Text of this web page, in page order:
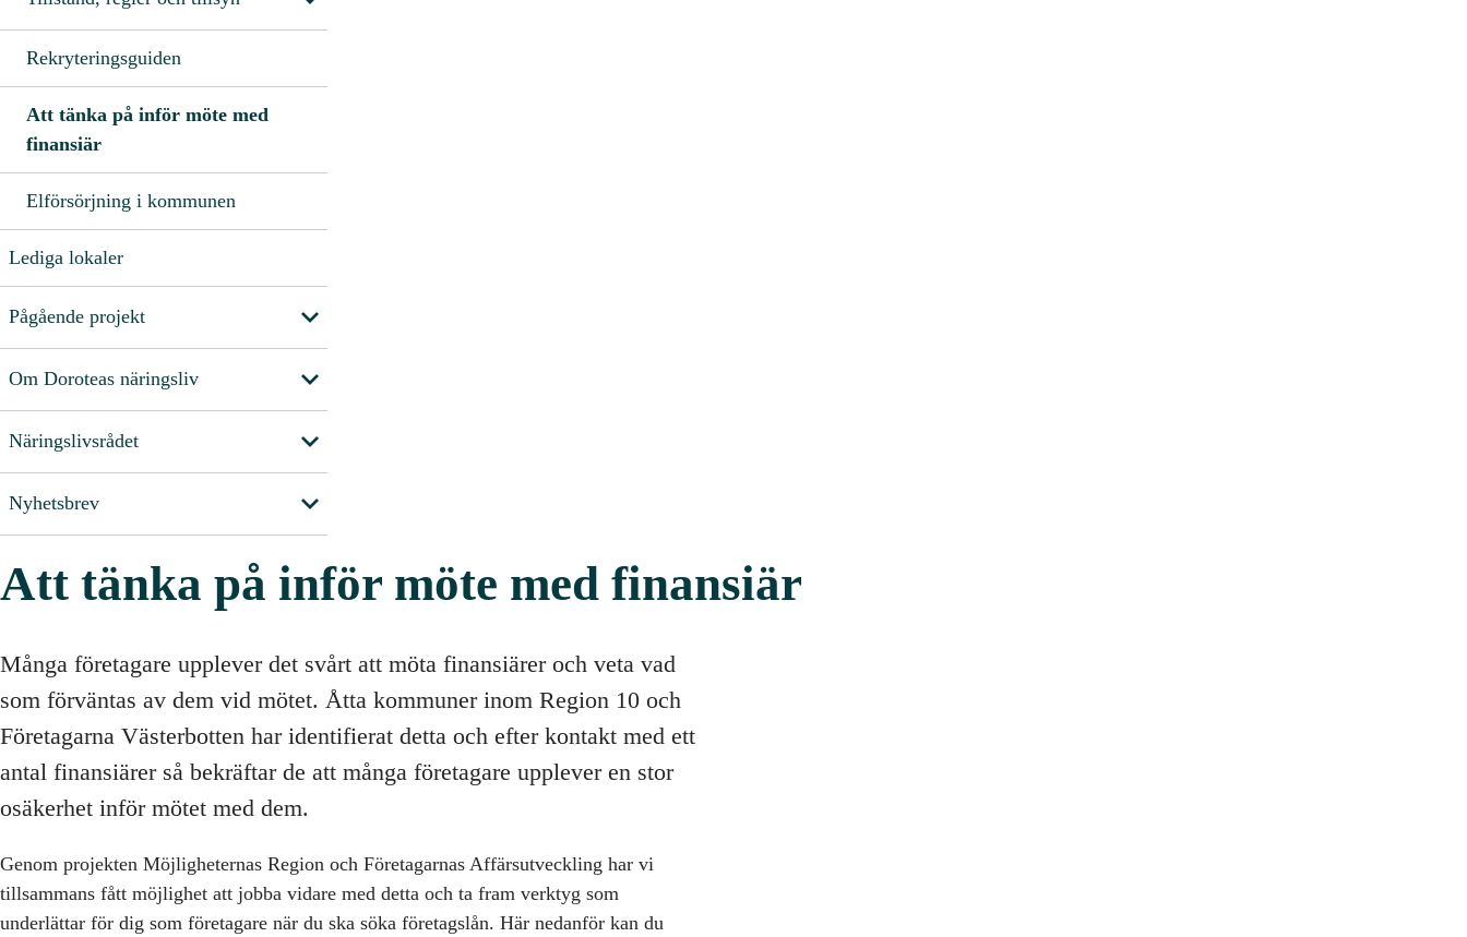
Rekryteringsguiden
Att tänka på inför möte med
finansiär
Elförsörjning i kommunen
Lediga lokaler
Pågående projekt
Om Doroteas näringsliv
Näringslivsrådet
Nyhetsbrev
Att tänka på inför möte med finansiär
Många företagare upplever det svårt att möta finansiärer och veta vad
som förväntas av dem vid mötet. Åtta kommuner inom Region 10 och
Företagarna Västerbotten har identifierat detta och efter kontakt med ett
antal finansiärer så bekräftar de att många företagare upplever en stor
osäkerhet inför mötet med dem.
Genom projekten Möjligheternas Region och Företagarnas Affärsutveckling har vi
tillsammans fått möjlighet att jobba vidare med detta och ta fram verktyg som
underlättar för dig som företagare när du ska söka företagslån. Här nedanför kan du